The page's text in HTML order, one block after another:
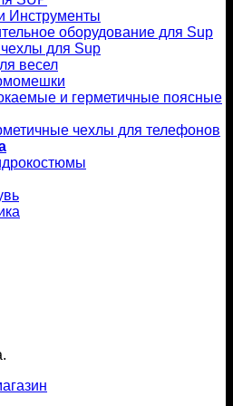
Инструменты
оборудование для Sup
для Sup
весел
и герметичные поясные
чехлы для телефонов